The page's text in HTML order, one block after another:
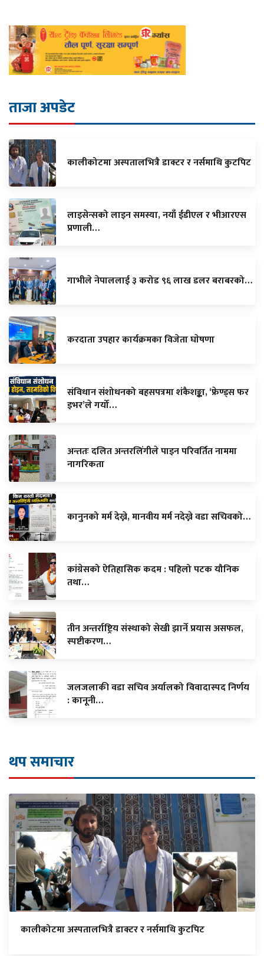
ताजा अपडेट
कालीकोटमा अस्पतालभित्रै डाक्टर र नर्समाथि कुटपिट
लाइसेन्सको लाइन समस्या, नयाँ ईडीएल र भीआरएस
प्रणाली…
गाभीले नेपाललाई ३ करोड ९६ लाख डलर बराबरको…
करदाता उपहार कार्यक्रमका विजेता घाेषणा
संविधान संशोधनको बहसपत्रमा शंकैशङ्का, ‘फ्रेण्ड्स फर
इभर’ले गर्यो…
अन्ततः दलित अन्तरलिंगीले पाइन परिवर्तित नाममा
नागरिकता
कानुनको मर्म देख्ने, मानवीय मर्म नदेख्ने वडा सचिवको…
कांग्रेसको ऐतिहासिक कदम : पहिलो पटक यौनिक
तथा…
तीन अन्तर्राष्ट्रिय संस्थाको सेखी झार्ने प्रयास असफल,
स्पष्टीकरण…
जलजलाकी वडा सचिव अर्यालको विवादास्पद निर्णय
: कानूनी…
थप समाचार
कालीकोटमा अस्पतालभित्रै डाक्टर र नर्समाथि कुटपिट